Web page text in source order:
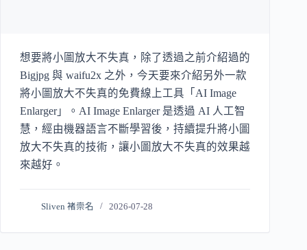
想要將小圖放大不失真，除了透過之前介紹過的
Bigjpg 與 waifu2x 之外，今天要來介紹另外一款
將小圖放大不失真的免費線上工具「AI Image
Enlarger」。AI Image Enlarger 是透過 AI 人工智
慧，經由機器語言不斷學習後，持續提升將小圖
放大不失真的技術，讓小圖放大不失真的效果越
來越好。
Sliven 褚崇名 2026-07-28